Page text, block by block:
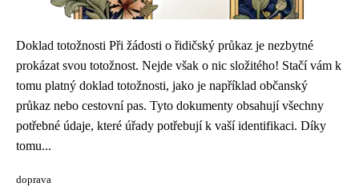
Doklad totožnosti Při žádosti o řidičský průkaz je nezbytné
prokázat svou totožnost. Nejde však o nic složitého! Stačí vám k
tomu platný doklad totožnosti, jako je například občanský
průkaz nebo cestovní pas. Tyto dokumenty obsahují všechny
potřebné údaje, které úřady potřebují k vaší identifikaci. Díky
tomu...
doprava